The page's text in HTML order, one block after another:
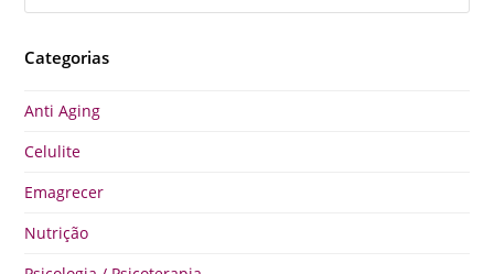
Categorias
Anti Aging
Celulite
Emagrecer
Nutrição